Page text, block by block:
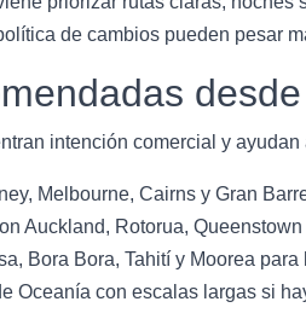
de cambios pueden pesar
intención comercial y
Melbourne, Cairns y Gran
Auckland, Rotorua, Queenstown
Bora Bora, Tahití y Moorea
Oceanía con escalas largas si